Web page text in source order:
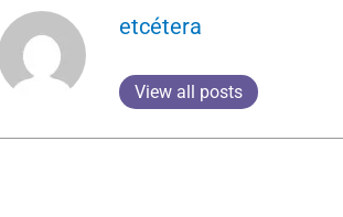
etcétera
View all posts